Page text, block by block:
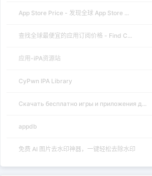
App Store Price - 发现全球 App Store ...
查找全球最便宜的应用订阅价格 - Find C...
应用-iPA资源站
CyPwn IPA Library
Скачать бесплатно игры и приложения д...
appdb
免费 AI 图片去水印神器，一键轻松去除水印